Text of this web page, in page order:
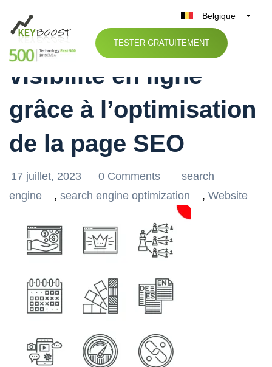
Belgique
België
Nederland
UK
TESTER GRATUITEMENT
Améliorez votre
visibilité en ligne
grâce à l’optimisation
de la page SEO
17 juillet, 2023 0 Comments
search
engine
, search engine optimization , Website